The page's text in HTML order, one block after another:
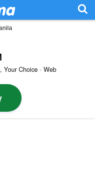
Choice · Web